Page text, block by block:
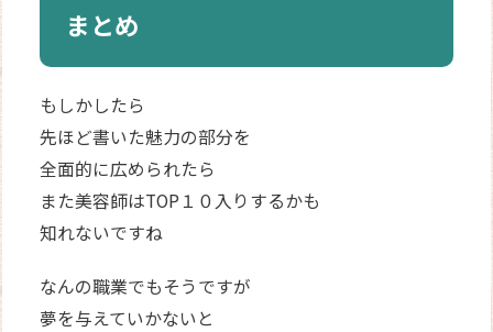
まとめ
もしかしたら
先ほど書いた魅力の部分を
全面的に広められたら
また美容師はTOP１０入りするかも
知れないですね
なんの職業でもそうですが
夢を与えていかないと